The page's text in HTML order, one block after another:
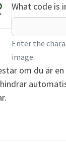
What code is
Enter the
image.
om du är